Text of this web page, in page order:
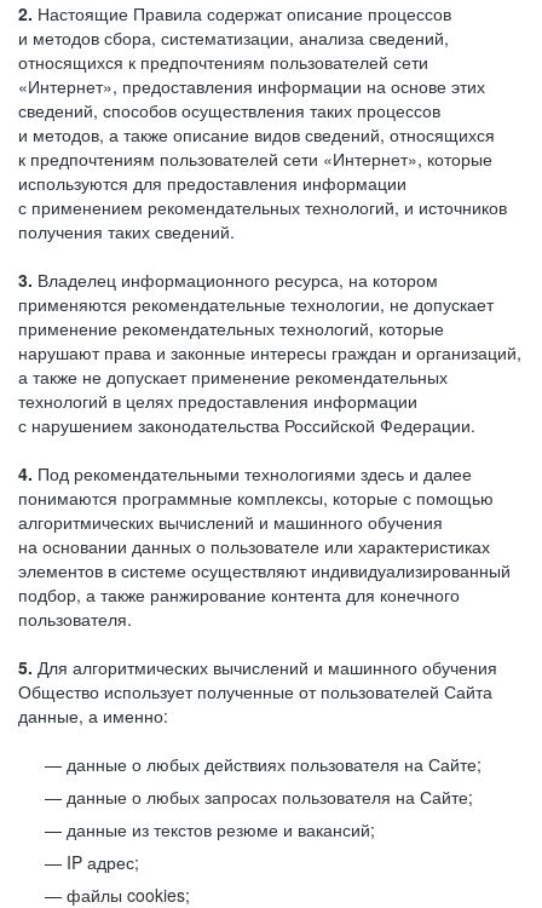
2. Настоящие Правила содержат описание процессов
и методов сбора, систематизации, анализа сведений,
относящихся к предпочтениям пользователей сети
«Интернет», предоставления информации на основе этих
сведений, способов осуществления таких процессов
и методов, а также описание видов сведений, относящихся
к предпочтениям пользователей сети «Интернет», которые
используются для предоставления информации
с применением рекомендательных технологий, и источников
получения таких сведений.
3. Владелец информационного ресурса, на котором
применяются рекомендательные технологии, не допускает
применение рекомендательных технологий, которые
нарушают права и законные интересы граждан и организаций,
а также не допускает применение рекомендательных
технологий в целях предоставления информации
с нарушением законодательства Российской Федерации.
4. Под рекомендательными технологиями здесь и далее
понимаются программные комплексы, которые с помощью
алгоритмических вычислений и машинного обучения
на основании данных о пользователе или характеристиках
элементов в системе осуществляют индивидуализированный
подбор, а также ранжирование контента для конечного
пользователя.
5. Для алгоритмических вычислений и машинного обучения
Общество использует полученные от пользователей Сайта
данные, а именно:
данные о любых действиях пользователя на Сайте;
данные о любых запросах пользователя на Сайте;
данные из текстов резюме и вакансий;
IP адрес;
файлы cookies;